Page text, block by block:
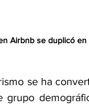
Airbnb se duplicó
se ha
grupo